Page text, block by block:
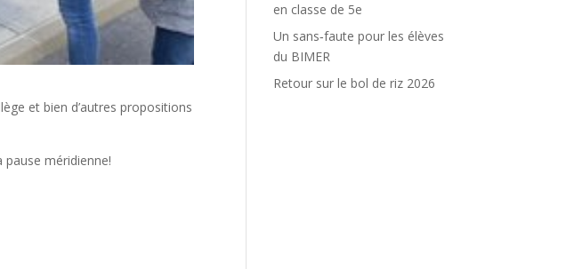
et bien d’autres propositions
méridienne!
en classe de 5e
Un sans‑faute pour les élèves
du BIMER
Retour sur le bol de riz 2026